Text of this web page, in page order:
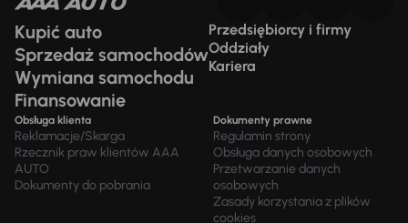
Kupić auto
Sprzedaż samochodów
Wymiana samochodu
Finansowanie
Przedsiębiorcy i firmy
Oddziały
Kariera
Obsługa klienta
Reklamacje/Skarga
Rzecznik praw klientów AAA
AUTO
Dokumenty do pobrania
Dokumenty prawne
Regulamin strony
Obsługa danych osobowych
Przetwarzanie danych
osobowych
Zasady korzystania z plików
cookies